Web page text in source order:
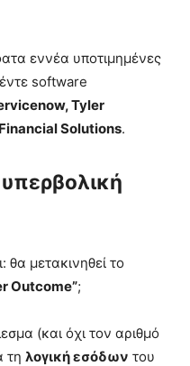
εννέα υποτιμημένες
software
Tyler
Solutions.
μετακινηθεί το
Outcome”;
(και όχι τον αριθμό
τη λογική εσόδων του